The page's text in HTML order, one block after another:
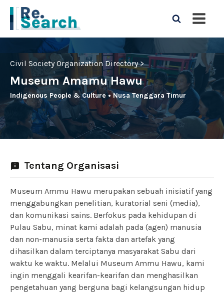
Civil Society Organization Directory >
Museum Amamu Hawu
Indigenous People & Culture• Nusa Tenggara Timur
Tentang Organisasi
Museum Ammu Hawu merupakan sebuah inisiatif yang
menggabungkan penelitian, kuratorial seni (media),
dan komunikasi sains. Berfokus pada kehidupan di
Pulau Sabu, minat kami adalah pada (agen) manusia
dan non-manusia serta fakta dan artefak yang
dihasilkan dalam terciptanya masyarakat Sabu dari
waktu ke waktu. Melalui Museum Ammu Hawu, kami
ingin menggali kearifan-kearifan dan menghasilkan
pengetahuan yang berguna bagi kelangsungan hidup